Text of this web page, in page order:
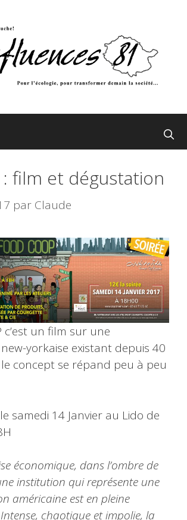
: film et dégustation
par Claude
c’est un film sur une
yorkaise existant depuis 40
concept se répand peu à peu
samedi 14 Janvier au Lido de
économique, dans l’ombre de
institution qui représente une
américaine est en pleine
chaotique et impolie, la